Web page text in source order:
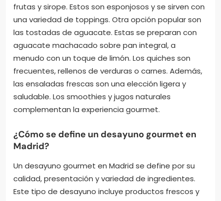
frutas y sirope. Estos son esponjosos y se sirven con
una variedad de toppings. Otra opción popular son
las tostadas de aguacate. Estas se preparan con
aguacate machacado sobre pan integral, a
menudo con un toque de limón. Los quiches son
frecuentes, rellenos de verduras o carnes. Además,
las ensaladas frescas son una elección ligera y
saludable. Los smoothies y jugos naturales
complementan la experiencia gourmet.
¿Cómo se define un desayuno gourmet en
Madrid?
Un desayuno gourmet en Madrid se define por su
calidad, presentación y variedad de ingredientes.
Este tipo de desayuno incluye productos frescos y